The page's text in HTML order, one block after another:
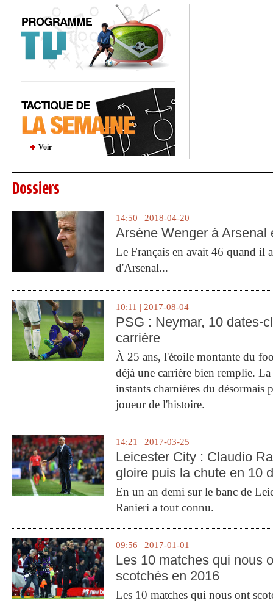
Voir
Dossiers
14:50 | 2018-04-20
Arsène Wenger à Arsenal
Le Français en avait 46 quand il
d'Arsenal...
10:11 | 2017-08-04
PSG : Neymar, 10 dates-
carrière
À 25 ans, l'étoile montante du
déjà une carrière bien remplie.
instants charnières du désormais
joueur de l'histoire.
14:21 | 2017-03-25
Leicester City : Claudio
gloire puis la chute en 10
En un an demi sur le banc de
Ranieri a tout connu.
09:56 | 2017-01-01
Les 10 matches qui nous
scotchés en 2016
Les 10 matches qui nous ont